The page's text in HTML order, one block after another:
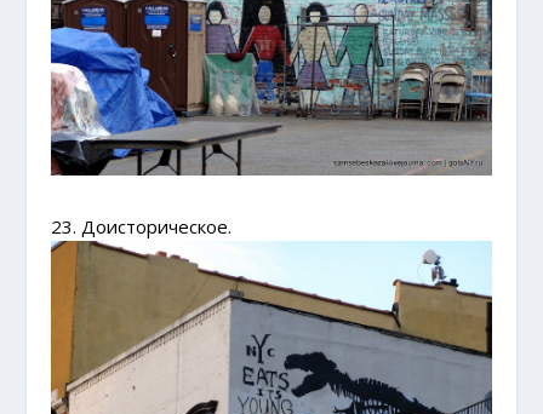
23. Доисторическое.